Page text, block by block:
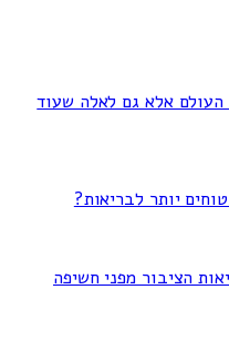
העולם אלא גם לאלה שעוד
יותר לבריאות?
הציבור מפני חשיפה